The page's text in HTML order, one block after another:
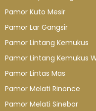
Pamor Kuto Mesir
Pamor Lar Gangsir
Pamor Lintang Kemukus
Pamor Lintang Kemukus
Pamor Lintas Mas
Pamor Melati Rinonce
Pamor Melati Sinebar